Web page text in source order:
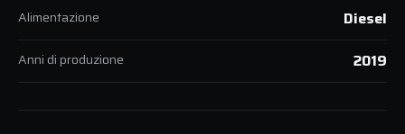
Alimentazione Diesel
Anni di produzione 2019